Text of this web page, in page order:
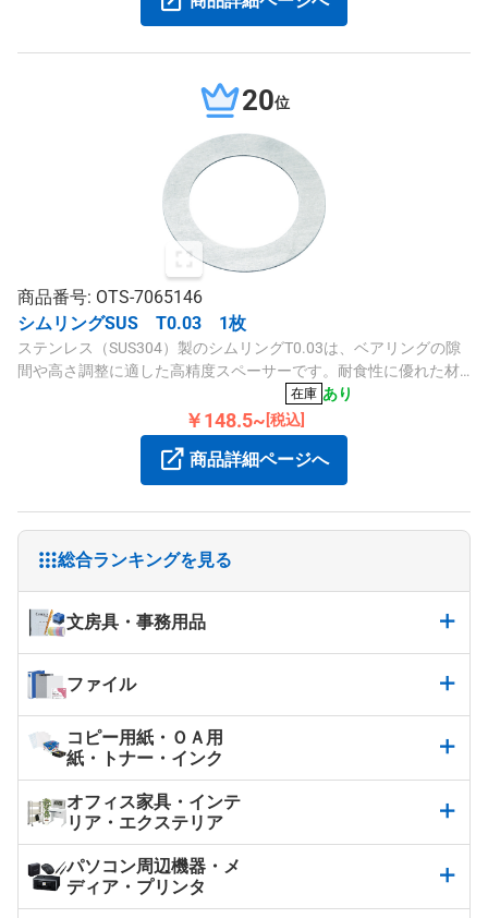
総合ランキングを見る
文房具・事務用品
ファイル
コピー用紙・ＯＡ用
紙・トナー・インク
オフィス家具・インテ
リア・エクステリア
パソコン周辺機器・メ
ディア・プリンタ
20位
商品番号: OTS-7065146
シムリングSUS T0.03 1枚
ステンレス（SUS304）製のシムリングT0.03は、ベアリングの隙
間や高さ調整に適した高精度スペーサーです。耐食性に優れた材
在庫 あり
￥148.5~ [税込]
商品詳細ページへ